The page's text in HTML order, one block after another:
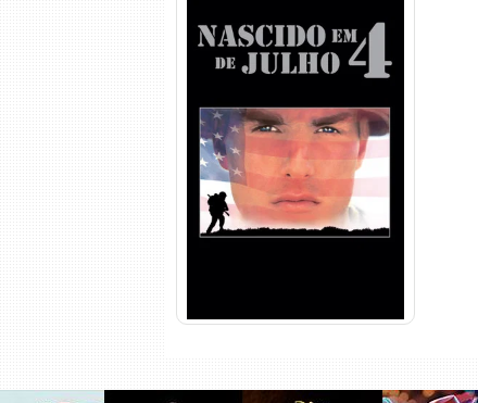
Nascido em 4 de Julho
Torrent (1989) WEB-DL 1080p
Dual Áudio